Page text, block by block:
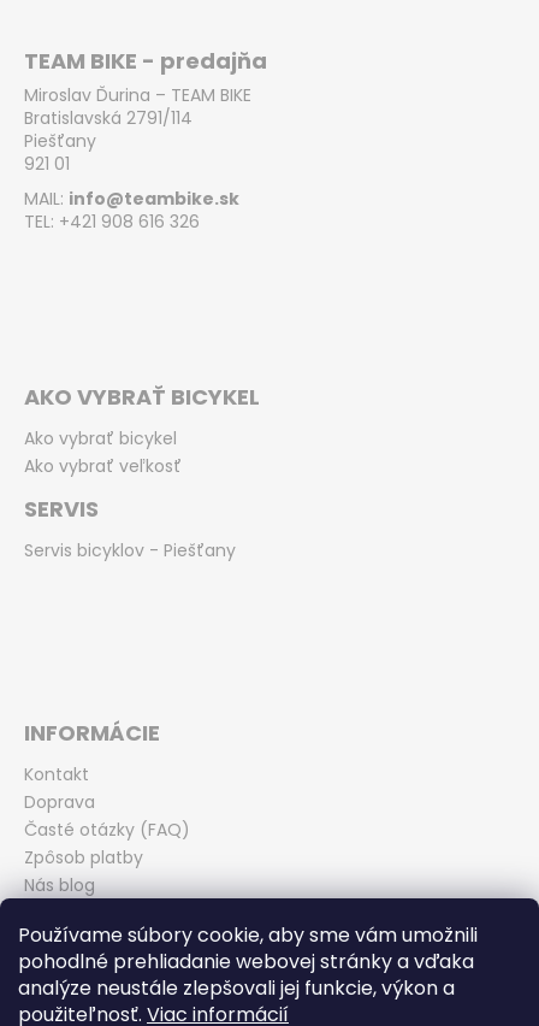
Používame súbory cookie, aby sme vám umožnili
pohodlné prehliadanie webovej stránky a vďaka
analýze neustále zlepšovali jej funkcie, výkon a
použiteľnosť. Viac informácií
TEAM BIKE - predajňa
Miroslav Ďurina – TEAM BIKE
Bratislavská 2791/114
Piešťany
921 01
MAIL: info@teambike.sk
TEL: +421 908 616 326
AKO VYBRAŤ BICYKEL
Ako vybrať bicykel
Ako vybrať veľkosť
SERVIS
Servis bicyklov - Piešťany
INFORMÁCIE
Kontakt
Doprava
Časté otázky (FAQ)
Zpôsob platby
Nás blog
Zásady ochrany osobných údajov
Odstúpenie od kúpnej zmluvy